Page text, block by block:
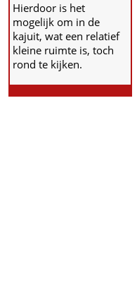
Hierdoor is het
mogelijk om in de
kajuit, wat een relatief
kleine ruimte is, toch
rond te kijken.